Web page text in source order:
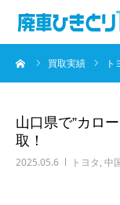
買取実績 ト
山口県で”カロ
取！
2025.05.6 トヨタ, 中
廃車･事故車の
無料査定